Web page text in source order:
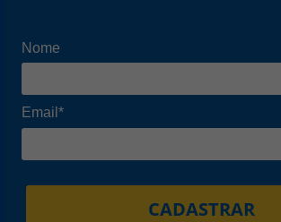
Nome
Email*
CADASTRAR